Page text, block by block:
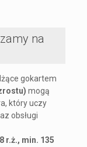
na
gokartem
mogą
który uczy
obsługi
r.ż., min. 135